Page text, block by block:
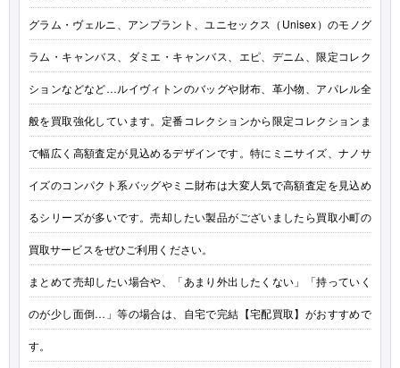
グラム・ヴェルニ、アンプラント、ユニセックス（Unisex）のモノグ
ラム・キャンバス、ダミエ・キャンバス、エピ、デニム、限定コレク
ションなどなど…ルイヴィトンのバッグや財布、革小物、アパレル全
般を買取強化しています。定番コレクションから限定コレクションま
で幅広く高額査定が見込めるデザインです。特にミニサイズ、ナノサ
イズのコンパクト系バッグやミニ財布は大変人気で高額査定を見込め
るシリーズが多いです。売却したい製品がございましたら買取小町の
買取サービスをぜひご利用ください。
まとめて売却したい場合や、「あまり外出したくない」「持っていく
のが少し面倒…」等の場合は、自宅で完結【宅配買取】がおすすめで
す。